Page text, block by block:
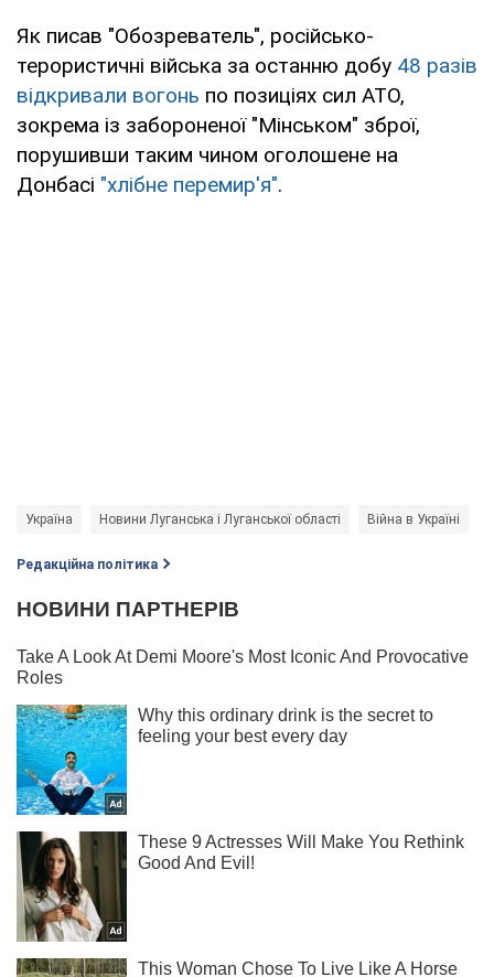
Як писав "Обозреватель", російсько-
терористичні війська за останню добу 48 разів
відкривали вогонь по позиціях сил АТО,
зокрема із забороненої "Мінськом" зброї,
порушивши таким чином оголошене на
Донбасі "хлібне перемир'я".
Україна Новини Луганська і Луганської області Війна в Україні
Редакційна політика